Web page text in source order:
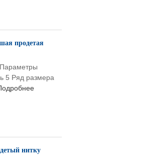
продетая
5 Ряд размера
нитку